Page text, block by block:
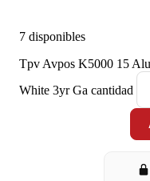
7 disponibles
Tpv Avpos K5000 15
White 3yr Ga cantidad